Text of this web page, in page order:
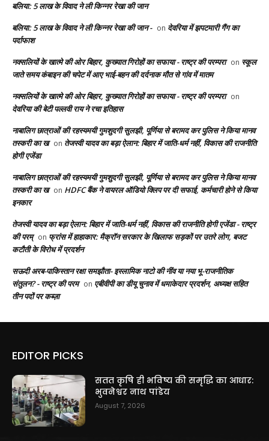
बलिया: 5 लाख के विवाद ने ली किन्नर रेखा की जान
बलिया: 5 लाख के विवाद ने ली किन्नर रेखा की जान - on देवरिया में झपटमारी गैंग का
पर्दाफाश
नक्सलियों के खात्मे की ओर बिहार, कुख्यात गिरोहों का सफाया - राष्ट्र की परम्परा on स्कूल
जाते समय कंबाइन की चपेट में आए भाई-बहन की दर्दनाक मौत से गांव में मातम
नक्सलियों के खात्मे की ओर बिहार, कुख्यात गिरोहों का सफाया - राष्ट्र की परम्परा on
देवरिया की बेटी पल्लवी राय ने रचा इतिहास
नाबालिग छात्राओं की रहस्यमयी गुमशुदगी सुलझी, पूर्णिया से बरामद कर पुलिस ने किया मानव
तस्करी का ख on तेजस्वी यादव का बड़ा ऐलान: बिहार में जाति-धर्म नहीं, विकास की राजनीति
होगी एजेंडा
नाबालिग छात्राओं की रहस्यमयी गुमशुदगी सुलझी, पूर्णिया से बरामद कर पुलिस ने किया मानव
तस्करी का ख on HDFC बैंक ने वायरल ऑडियो क्लिप पर दी सफाई, कर्मचारी होने से किया
इनकार
तेजस्वी यादव का बड़ा ऐलान: बिहार में जाति-धर्म नहीं, विकास की राजनीति होगी एजेंडा - राष्ट्र
की परम् on फ्रांस में हाहाकार: मैक्रॉन सरकार के खिलाफ सड़कों पर उतरे लोग, बजट
कटौती के विरोध में प्रदर्शन
सऊदी अरब-पाकिस्तान रक्षा समझौता- इस्लामिक नाटो की नींव या नया भू-राजनीतिक
संतुलन? - राष्ट्र की परम on एबीवीपी का डीयू चुनाव में धमाकेदार प्रदर्शन, अध्यक्ष सहित
तीन पदों पर कब्ज़ा
EDITOR PICKS
सतत कृषि ही भविष्य की समृद्धि का आधार:
भुवनेश्वर नाथ पांडेय
August 7, 2026